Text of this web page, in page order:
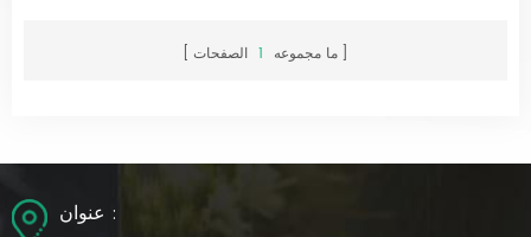
ما مجموعه 1 الصفحات
عنوان :